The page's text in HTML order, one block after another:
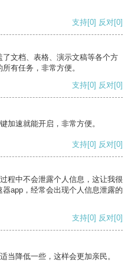
支持[0] 反对[0]
文档、表格、演示文稿等各个方
有任务，非常方便。
支持[0] 反对[0]
加速就能开启，非常方便。
支持[0] 反对[0]
程中不会泄露个人信息，这让我很
app，经常会出现个人信息泄露的
支持[0] 反对[0]
当降低一些，这样会更加亲民。